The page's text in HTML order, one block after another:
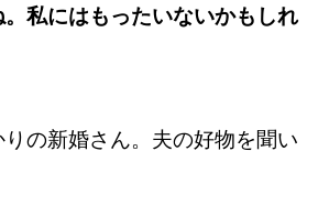
Sitakkeパートナー
私にはもったいないかもしれ
の新婚さん。夫の好物を聞い